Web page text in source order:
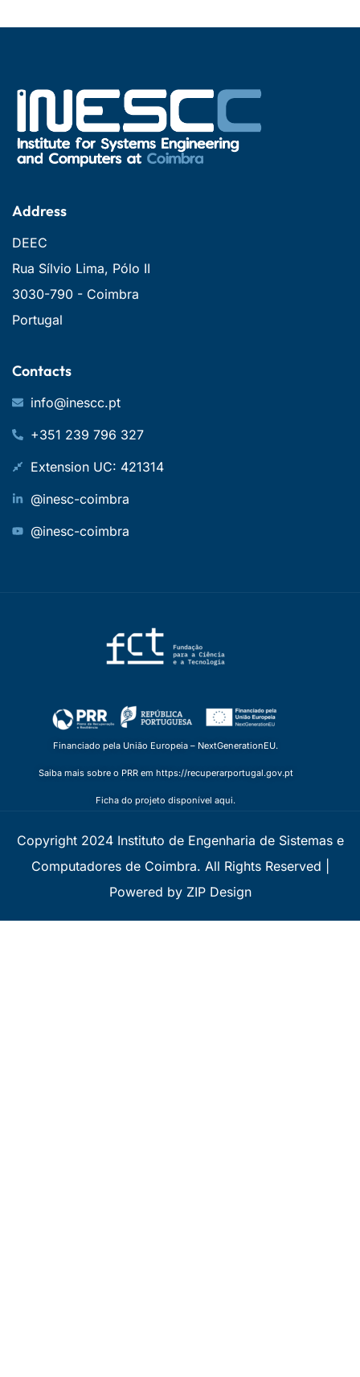
Address
DEEC
Rua Sílvio Lima, Pólo II
3030-790 - Coimbra
Portugal
Contacts
info@inescc.pt
+351 239 796 327
Extension UC: 421314
@inesc-coimbra
@inesc-coimbra
Financiado pela União Europeia – NextGenerationEU.
Saiba mais sobre o PRR em https://recuperarportugal.gov.pt
Ficha do projeto disponível aqui.
Copyright 2024 Instituto de Engenharia de Sistemas e
Computadores de Coimbra. All Rights Reserved |
Powered by ZIP Design